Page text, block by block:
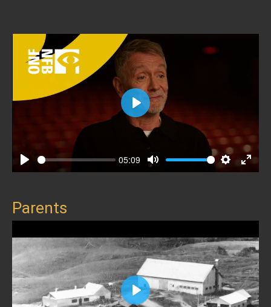
Play
05:09
Mute SettingsEnter
Play
Parents
Play